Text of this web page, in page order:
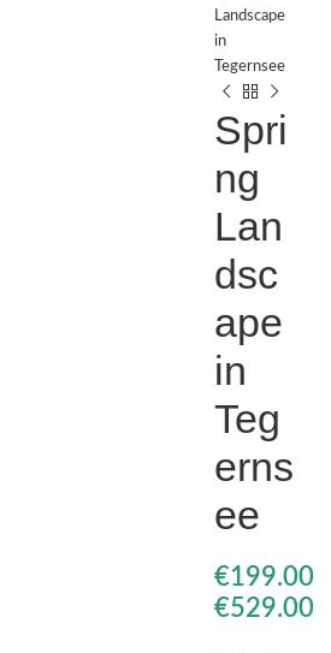
Landscape
in
Tegernsee
Spri
ng
Lan
dsc
ape
in
Teg
erns
ee
€
€